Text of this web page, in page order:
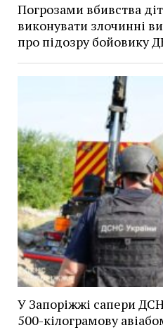
Погрозами вбивства
виконувати злочинні
про підозру бойовику
У Запоріжжі сапери
500-кілограмову